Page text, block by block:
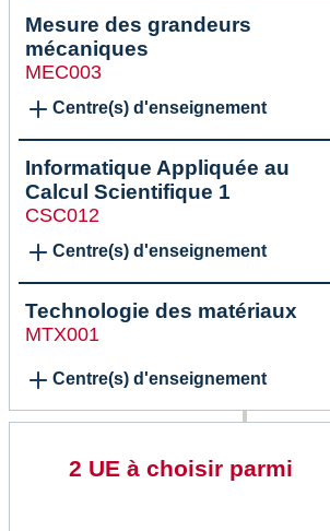
Mesure des grandeurs
mécaniques
MEC003
Centre(s) d'enseignement
Informatique Appliquée au
Calcul Scientifique 1
CSC012
Centre(s) d'enseignement
Technologie des matériaux
MTX001
Centre(s) d'enseignement
2 UE à choisir parmi